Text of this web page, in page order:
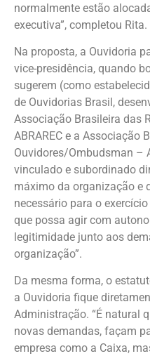
normalmente estão
executiva”, completou Rita.
Na proposta, a Ouvidoria
vice-presidência, quando
sugerem (como
de Ouvidorias Brasil,
Associação Brasileira das
ABRAREC e a Associação
Ouvidores/Ombudsman –
vinculado e subordinado
máximo da organização e
necessário para o
que possa agir com
legitimidade junto aos
organização”.
Da mesma forma, o
a Ouvidoria fique
Administração. “É natural
novas demandas, façam
empresa como a Caixa,